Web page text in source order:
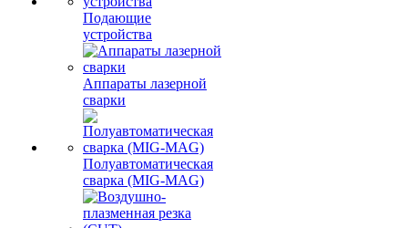
Подающие
устройства
Аппараты лазерной
сварки
Полуавтоматическая
сварка (MIG-MAG)